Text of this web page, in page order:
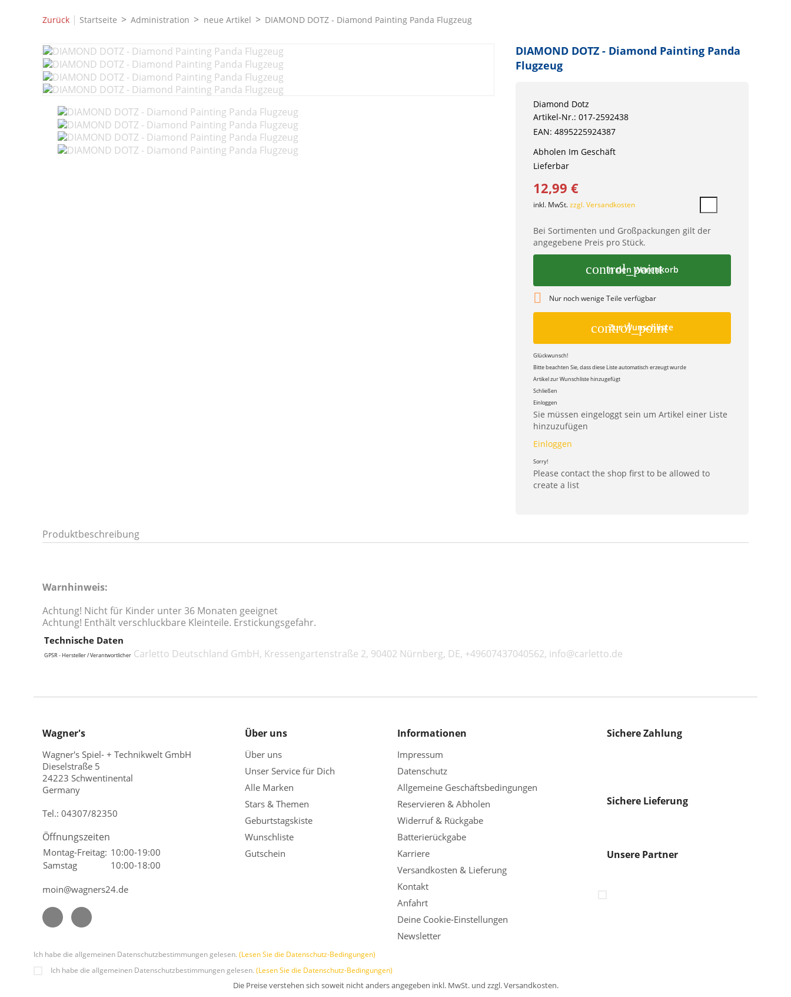
Zurück | Startseite Administration neue Artikel DIAMOND DOTZ - Diamond Painting Panda Flugzeug
DIAMOND DOTZ - Diamond Painting Panda
Flugzeug
Diamond Dotz
Artikel-Nr.: 017-2592438
EAN: 4895225924387
Abholen Im Geschäft
Lieferbar
12,99 €
inkl. MwSt.zzgl. Versandkosten
Bei Sortimenten und Großpackungen gilt der
angegebene Preis pro Stück.
control_point
In den Warenkorb
 Nur noch wenige Teile verfügbar
control_point
Zur Wunschliste
Glückwunsch!
Bitte beachten Sie, dass diese Liste automatisch erzeugt wurde
Artikel zur Wunschliste hinzugefügt
Schließen
Einloggen
Sie müssen eingeloggt sein um Artikel einer Liste
hinzuzufügen
Einloggen
Sorry!
Please contact the shop first to be allowed to
create a list
Produktbeschreibung
Warnhinweis:
Achtung! Nicht für Kinder unter 36 Monaten geeignet
Achtung! Enthält verschluckbare Kleinteile. Erstickungsgefahr.
Technische Daten
GPSR - Hersteller / Verantwortlicher Carletto Deutschland GmbH, Kressengartenstraße 2, 90402 Nürnberg, DE, +49607437040562, info@carletto.de
Wagner's
Wagner's Spiel- + Technikwelt GmbH
Dieselstraße 5
24223 Schwentinental
Germany
Tel.: 04307/82350
Öffnungszeiten
Montag-Freitag: 10:00-19:00
Samstag
10:00-18:00
moin@wagners24.de
Über uns
Über uns
Unser Service für Dich
Alle Marken
Stars & Themen
Geburtstagskiste
Wunschliste
Gutschein
Informationen
Impressum
Datenschutz
Allgemeine Geschäftsbedingungen
Reservieren & Abholen
Widerruf & Rückgabe
Batterierückgabe
Karriere
Versandkosten & Lieferung
Kontakt
Anfahrt
Deine Cookie-Einstellungen
Newsletter
Sichere Zahlung
Sichere Lieferung
Unsere Partner
Ich habe die allgemeinen Datenschutzbestimmungen gelesen. (Lesen Sie die Datenschutz-Bedingungen)
Ich habe die allgemeinen Datenschutzbestimmungen gelesen. (Lesen Sie die Datenschutz-Bedingungen)
Die Preise verstehen sich soweit nicht anders angegeben inkl. MwSt. und zzgl. Versandkosten.